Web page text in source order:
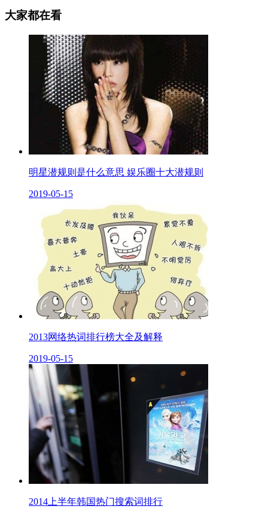
大家都在看
明星潜规则是什么意思 娱乐圈十大潜规则
2019-05-15
2013网络热词排行榜大全及解释
2019-05-15
2014上半年韩国热门搜索词排行